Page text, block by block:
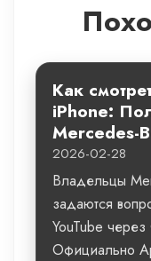
Как
iPhone:
Mercedes-
2026-02-28
Владельцы
задаются
YouTube
Официально